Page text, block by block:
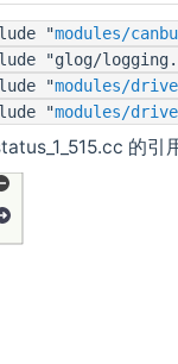
"modules/
"glog/
"modules/
"modules/
的